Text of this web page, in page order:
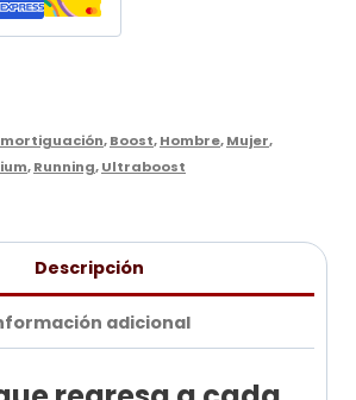
,Boost,Hombre,Mujer,
,Running,Ultraboost
Descripción
adicional